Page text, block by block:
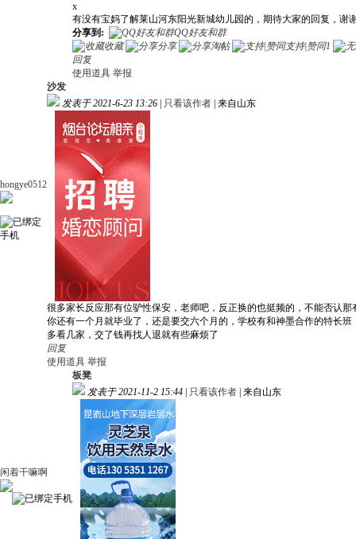
x
有没有宝妈了解莱山河东阳光新城幼儿园的，期待大家的回复，谢
分享到:
QQ好友和群
收藏
分享 淘帖 支持|赞同1
回复
使用道具 举报
hongye0512
沙发
发表于 2021-6-23 13:26
只看该作者 来自山东
很多家长反应那有位驴性保安，老师吧，反正换的也挺频的，不能否认
你还有一个月就毕业了，还是要交六个月的，学校有和神墨合作的特长
多看几家，交了钱再找人退就有些麻烦了
回复
使用道具 举报
闲着干嘛啊
板凳
发表于 2021-11-2 15:44
只看该作者 来自山东